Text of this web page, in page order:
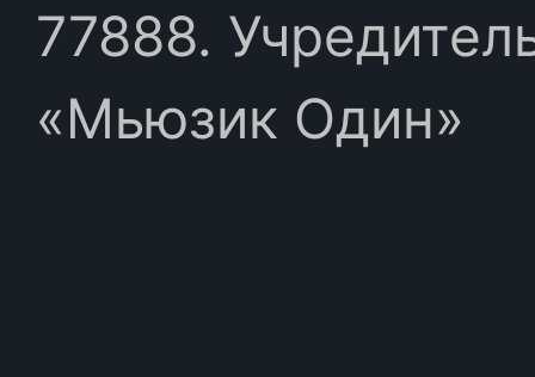
77888.
«Мьюзик Один»